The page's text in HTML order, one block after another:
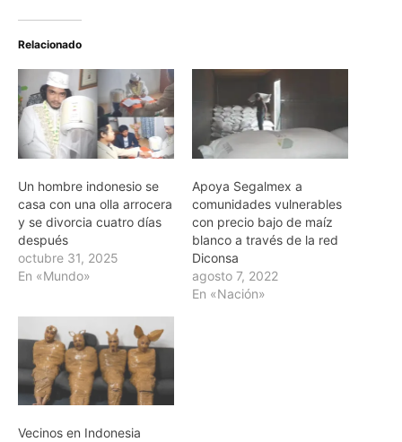
Relacionado
Un hombre indonesio se
casa con una olla arrocera
y se divorcia cuatro días
después
octubre 31, 2025
En «Mundo»
Apoya Segalmex a
comunidades vulnerables
con precio bajo de maíz
blanco a través de la red
Diconsa
agosto 7, 2022
En «Nación»
Vecinos en Indonesia